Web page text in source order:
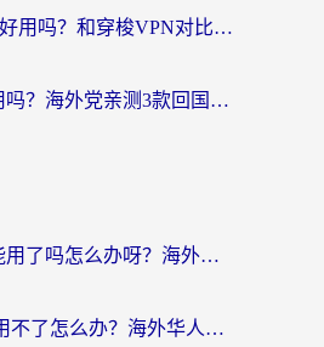
Quickback VPN好用吗？和穿梭VPN对比哪个回国效果更好？海外党必看的真实测评与选择指南
穿梭和快喵好用吗？海外党亲测3款回国加速器，附日本回国VPN避坑指南
汽水到国外不能用了吗怎么办呀？海外党追剧看片的救星在这里！
音悦Tai在瑞典用不了怎么办？海外华人追剧听歌的实用指南